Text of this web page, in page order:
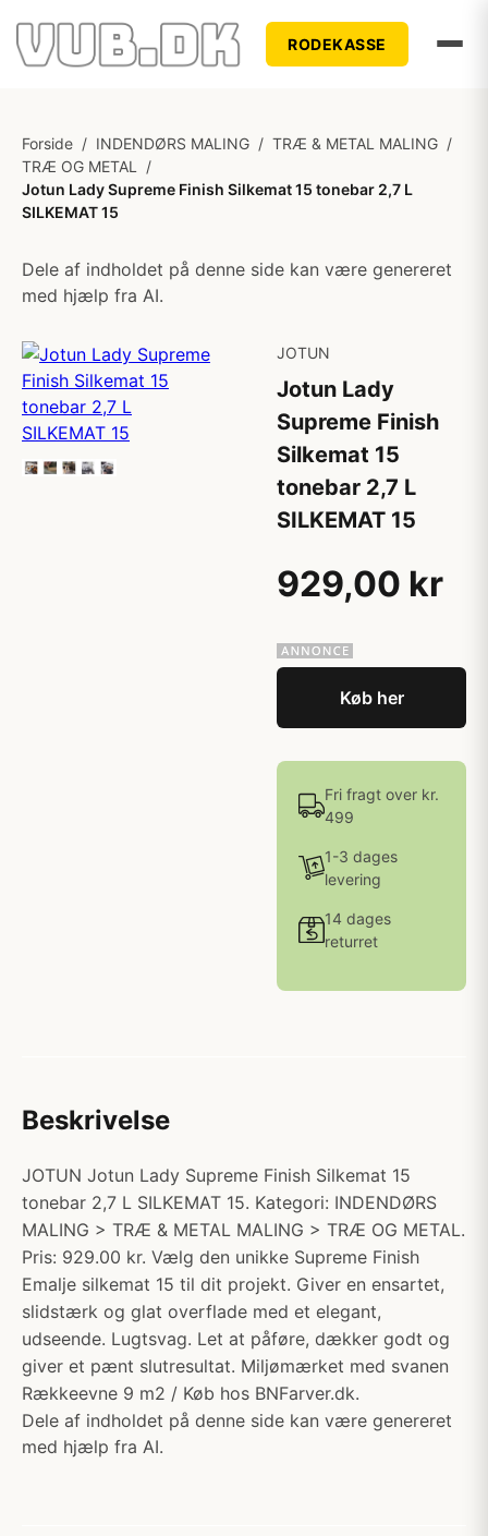
RODEKASSE
Forside / INDENDØRS MALING / TRÆ & METAL MALING /
TRÆ OG METAL
/
Jotun Lady Supreme Finish Silkemat 15 tonebar 2,7 L
SILKEMAT 15
Dele af indholdet på denne side kan være genereret
med hjælp fra AI.
JOTUN
Jotun Lady
Supreme Finish
Silkemat 15
tonebar 2,7 L
SILKEMAT 15
929,00 kr
Køb her
Fri fragt over kr.
499
1-3 dages
levering
14 dages
returret
Beskrivelse
JOTUN Jotun Lady Supreme Finish Silkemat 15
tonebar 2,7 L SILKEMAT 15. Kategori: INDENDØRS
MALING > TRÆ & METAL MALING > TRÆ OG METAL.
Pris: 929.00 kr. Vælg den unikke Supreme Finish
Emalje silkemat 15 til dit projekt. Giver en ensartet,
slidstærk og glat overflade med et elegant,
udseende. Lugtsvag. Let at påføre, dækker godt og
giver et pænt slutresultat. Miljømærket med svanen
Rækkeevne 9 m2 / Køb hos BNFarver.dk.
Dele af indholdet på denne side kan være genereret
med hjælp fra AI.